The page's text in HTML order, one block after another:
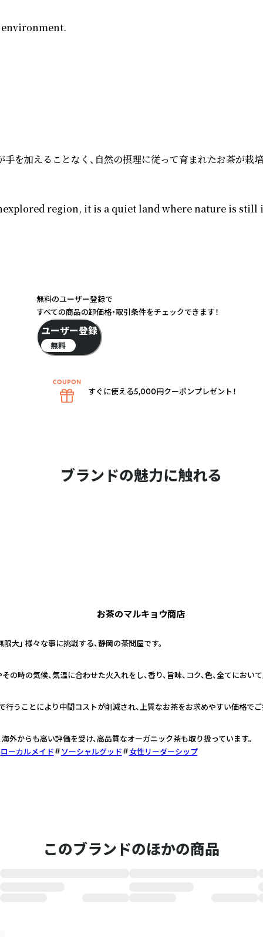
を加えることなく、自然の摂理に従って育まれたお茶が
region, it is a quiet land where nature
ブランドの魅力に触れる
お茶のマルキョウ商店
大」 様々な事に挑戦する、静岡の茶問屋です。
時の気候、気温に合わせた火入れをし、香り、旨味、コク、色、全てにおい
うことにより中間コストが削減され、上質なお茶をお求めやすい価格でご
外からも高い評価を受け、高品質なオーガニック茶も取り扱っています。
ローカルメイド
ソーシャルグッド 女性リーダーシップ
このブランドのほかの商品
無料のユーザー登録で
すべての商品の卸価格・取引条件をチェックできます！
ユーザー登録
無料
すぐに使える5,000円クーポンプレゼント！